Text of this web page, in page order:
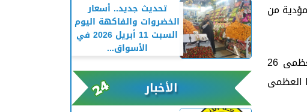
من
وبالنسبة لدرجات الحرارة غدا الخميس : القاهرة العظمى 31 درجة والصغرى 20، والإسكندرية العظمى 26
16، وسوهاج العظمى 34 درجة والصغرى 19، وقنا العظمى
تحديث جديد.. أسعار
الخضروات والفاكهة اليوم
السبت 11 أبريل 2026 في
الأسواق...
الأخبار